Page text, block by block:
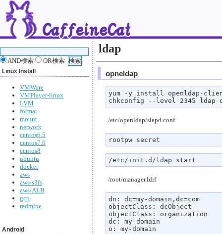
AND検索 OR検索
Linux Install
VMWare
VMPlayer-linux
LVM
format
mount
network
centos6.5
centos7.0
centos8
ubuntu
docker
aws
aws/s3fs
aws/ALB
gcp
redmine
Android
ldap
opneldap
yum -y install openldap-
chkconfig --level 2345 ldap
/etc/openldap/slapd.conf
rootpw secret
/etc/init.d/ldap start
/root/manager.ldif
dn: dc=my-domain,dc=com
objectClass: dcObject
objectClass: organization
dc: my-domain
o: my-domain